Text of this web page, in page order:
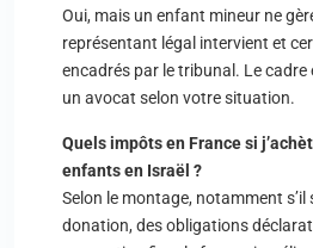
Oui, mais un enfant mineur ne
représentant légal intervient et
encadrés par le tribunal. Le cadre
un avocat selon votre situation.
Quels impôts en France si
enfants en Israël ?
Selon le montage, notamment s’il
donation, des obligations